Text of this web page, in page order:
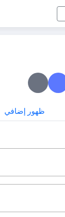
ظهور إضافي